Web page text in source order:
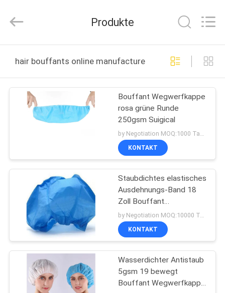
PRODUKTE
ÜBER
FABRIK-
AUSFLUG
QUALITÄTSKONTROLLE
TRETEN
Rights
by
Produkte
hair bouffants online manufacture
Bouffant Wegwerfkappe
rosa grüne Runde
250gsm Suigical
by Negotiation MOQ:1000 Tasche/Taschen
KONTAKT
Staubdichtes elastisches
Ausdehnungs-Band 18
Zoll Bouffant
Wegwerfkappen-
KONTAKT
Wasserdichter Antistaub
5gsm 19 bewegt
Bouffant Wegwerfkappe